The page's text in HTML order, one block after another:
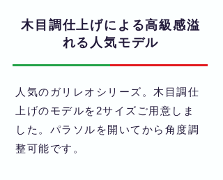
木目調仕上げによる高級感溢
れる人気モデル
人気のガリレオシリーズ。木目調仕
上げのモデルを2サイズご用意しま
した。パラソルを開いてから角度調
整可能です。